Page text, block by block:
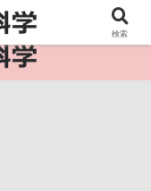
フラ。
検索